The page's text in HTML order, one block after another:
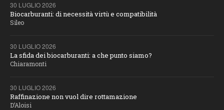
30 LUGLIO 2026
Biocarburanti: di necessità virtù e compatibilità
Sileo
30 LUGLIO 2026
La sfida dei biocarburanti: a che punto siamo?
Chiaramonti
30 LUGLIO 2026
Raffinazione non vuol dire rottamazione
D’Aloisi